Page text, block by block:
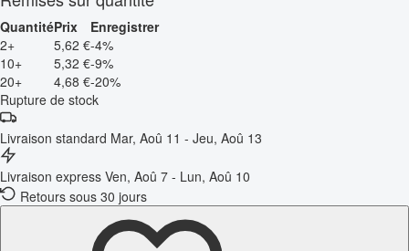
QuantitéPrix
Enregistrer
2+
5,62 €-4%
10+
5,32 €-9%
20+
4,68 €-20%
Rupture de stock
Livraison standard Mar, Aoû 11 - Jeu, Aoû 13
Livraison express Ven, Aoû 7 - Lun, Aoû 10
Retours sous 30 jours